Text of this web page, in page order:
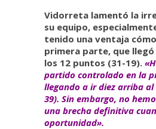
Vidorreta lamentó la
su equipo,
tenido una ventaja
primera parte, que
los 12 puntos (31-19).
partido controlado en la
llegando a ir diez arriba al
39). Sin embargo, no
una brecha definitiva
oportunidad».